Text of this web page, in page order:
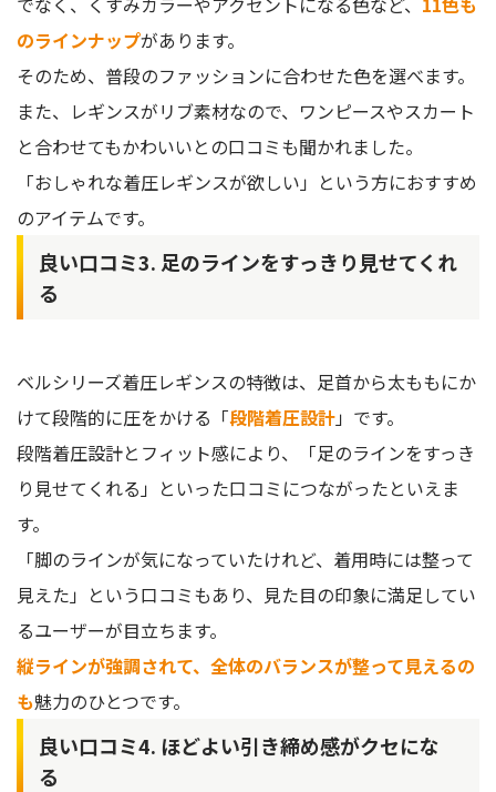
のラインナップがあります。
そのため、普段のファッションに合わせた色を選べます。
また、レギンスがリブ素材なので、ワンピースやスカート
と合わせてもかわいいとの口コミも聞かれました。
「おしゃれな着圧レギンスが欲しい」という方におすすめ
のアイテムです。
良い口コミ3. 足のラインをすっきり見せてくれ
る
ベルシリーズ着圧レギンスの特徴は、足首から太ももにか
けて段階的に圧をかける「段階着圧設計」です。
段階着圧設計とフィット感により、「足のラインをすっき
り見せてくれる」といった口コミにつながったといえま
す。
「脚のラインが気になっていたけれど、着用時には整って
見えた」という口コミもあり、見た目の印象に満足してい
るユーザーが目立ちます。
縦ラインが強調されて、全体のバランスが整って見えるの
も魅力のひとつです。
良い口コミ4. ほどよい引き締め感がクセにな
る